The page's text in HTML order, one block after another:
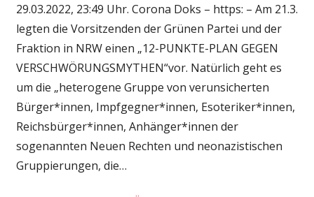
29.03.2022, 23:49 Uhr. Corona Doks – https: – Am 21.3.
legten die Vorsitzenden der Grünen Partei und der
Fraktion in NRW einen „12-PUNKTE-PLAN GEGEN
VERSCHWÖRUNGSMYTHEN“vor. Natürlich geht es
um die „heterogene Gruppe von verunsicherten
Bürger*innen, Impfgegner*innen, Esoteriker*innen,
Reichsbürger*innen, Anhänger*innen der
sogenannten Neuen Rechten und neonazistischen
Gruppierungen, die…